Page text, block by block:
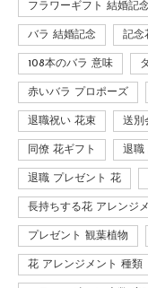
フラワーギフト 結婚記
バラ 結婚記念 記念
108本のバラ 意味
赤いバラ プロポーズ
退職祝い 花束 送別
同僚 花ギフト 退職
退職 プレゼント 花
長持ちする花 アレンジ
プレゼント 観葉植物
花 アレンジメント 種類